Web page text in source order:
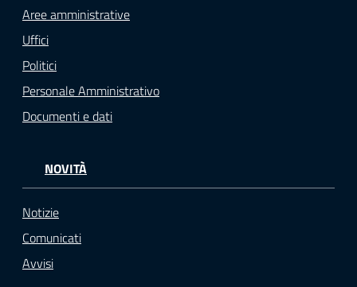
Aree amministrative
Uffici
Politici
Personale Amministrativo
Documenti e dati
NOVITÀ
Notizie
Comunicati
Avvisi